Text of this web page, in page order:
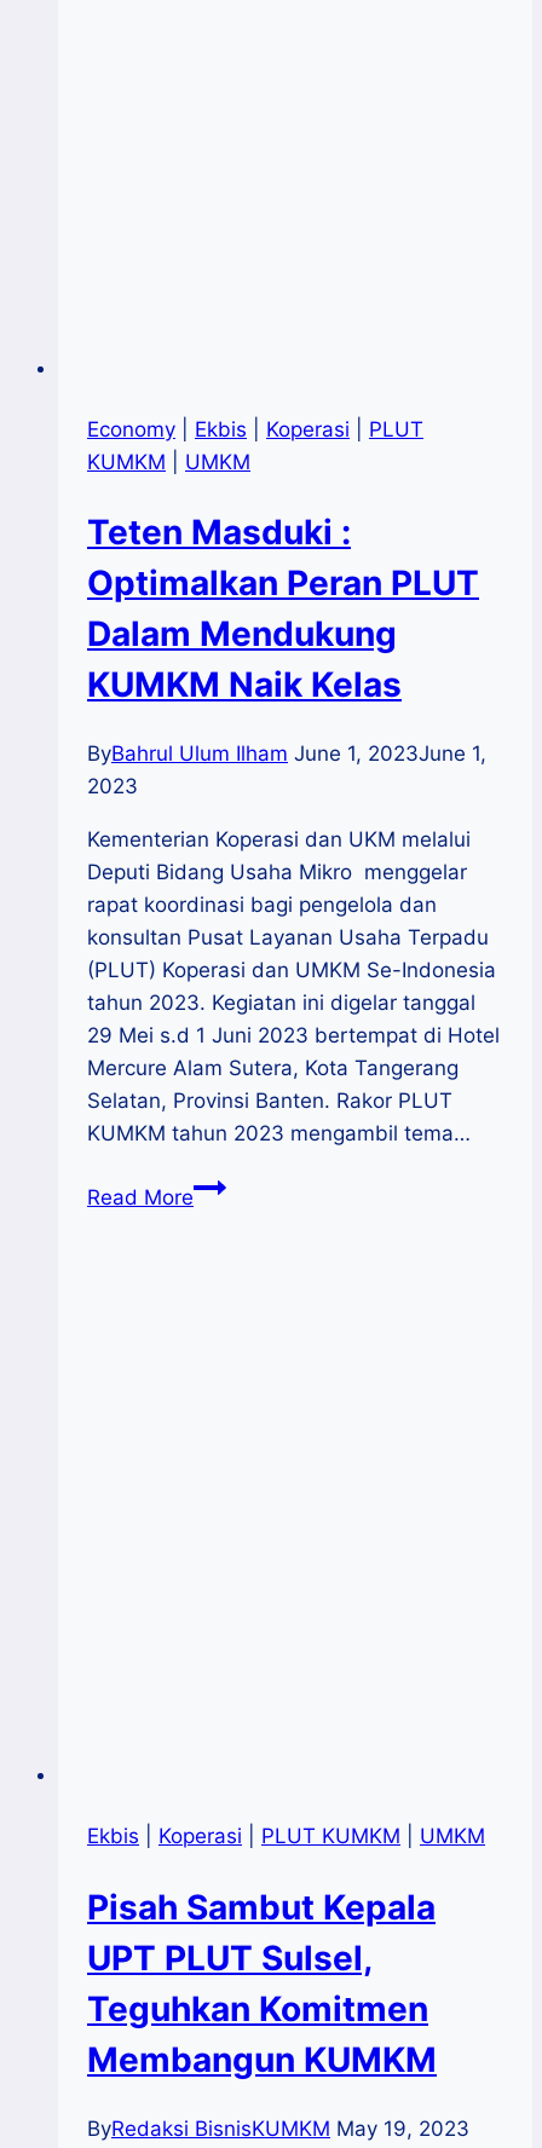
Economy Ekbis Koperasi
PLUT
KUMKM
UMKM
Teten Masduki :
Optimalkan Peran PLUT
Dalam Mendukung
KUMKM Naik Kelas
ByBahrul Ulum Ilham June 1, 2023June 1,
2023
Kementerian Koperasi dan UKM melalui
Deputi Bidang Usaha Mikro menggelar
rapat koordinasi bagi pengelola dan
konsultan Pusat Layanan Usaha Terpadu
(PLUT) Koperasi dan UMKM Se-Indonesia
tahun 2023. Kegiatan ini digelar tanggal
29 Mei s.d 1 Juni 2023 bertempat di Hotel
Mercure Alam Sutera, Kota Tangerang
Selatan, Provinsi Banten. Rakor PLUT
KUMKM tahun 2023 mengambil tema…
Read MoreTeten
Ekbis Koperasi PLUT KUMKM UMKM
Pisah Sambut Kepala
UPT PLUT Sulsel,
Teguhkan Komitmen
Membangun KUMKM
ByRedaksi BisnisKUMKM May 19, 2023